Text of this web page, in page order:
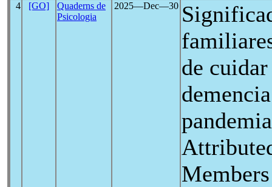
4 [GO]
Quaderns de
Psicologia
2025―Dec―30
de